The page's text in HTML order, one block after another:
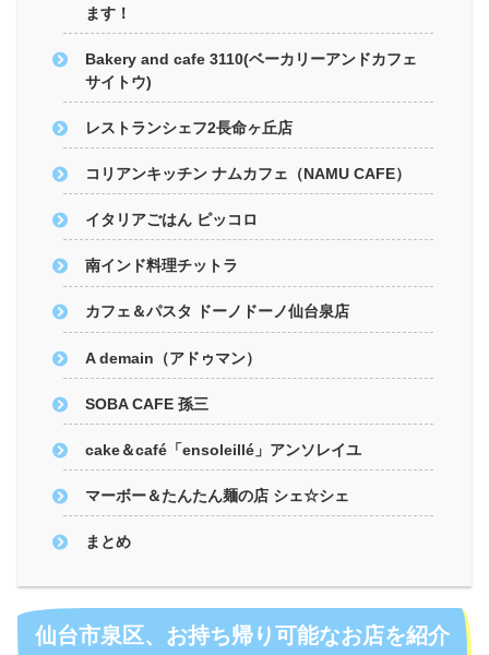
ます！
Bakery and cafe 3110(ベーカリーアンドカフェ
サイトウ)
レストランシェフ2長命ヶ丘店
コリアンキッチン ナムカフェ（NAMU CAFE）
イタリアごはん ピッコロ
南インド料理チットラ
カフェ＆パスタ ドーノドーノ仙台泉店
A demain（アドゥマン）
SOBA CAFE 孫三
cake＆café「ensoleillé」アンソレイユ
マーボー＆たんたん麺の店 シェ☆シェ
まとめ
仙台市泉区、お持ち帰り可能なお店を紹介